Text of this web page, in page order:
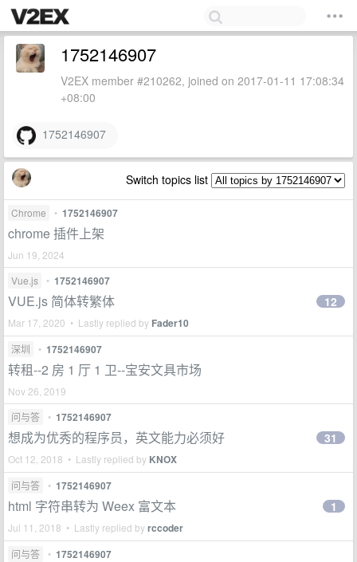
1752146907
V2EX member #210262, joined on 2017-01-11 17:08:34
+08:00
1752146907
Switch topics list
Chrome • 1752146907
chrome 插件上架
Jun 19, 2024
Vue.js
• 1752146907
VUE.js 简体转繁体
Mar 17, 2020 • Lastly replied by Fader10
12
深圳 • 1752146907
转租--2 房 1 厅 1 卫--宝安文具市场
Nov 26, 2019
问与答
• 1752146907
想成为优秀的程序员，英文能力必须好
Oct 12, 2018 • Lastly replied by KNOX
31
问与答 • 1752146907
html 字符串转为 Weex 富文本
Jul 11, 2018 • Lastly replied byrccoder
1
问与答 • 1752146907